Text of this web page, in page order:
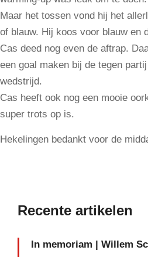
Maar het tossen vond hij het
of blauw. Hij koos voor blauw en
Cas deed nog even de aftrap.
een goal maken bij de tegen
wedstrijd.
Cas heeft ook nog een mooie
super trots op is.
Hekelingen bedankt voor de
Recente artikelen
In memoriam | Willem